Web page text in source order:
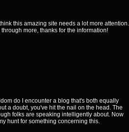
this amazing site needs a lot more attention.
more, thanks for the information!
do I encounter a blog that's both equally
a doubt, you've hit the nail on the head. The
folks are speaking intelligently about. Now
hunt for something concerning this.